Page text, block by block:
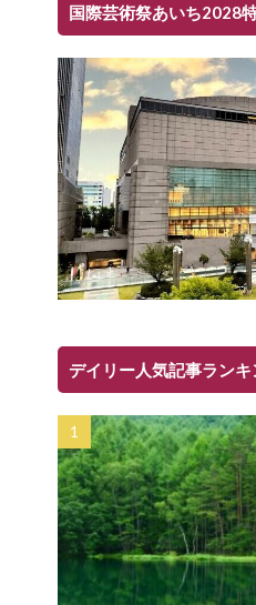
国際芸術祭あいち2028
デイリー人気記事ランキ